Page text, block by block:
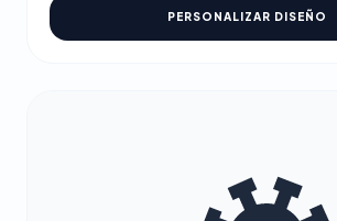
PERSONALIZAR DISEÑO